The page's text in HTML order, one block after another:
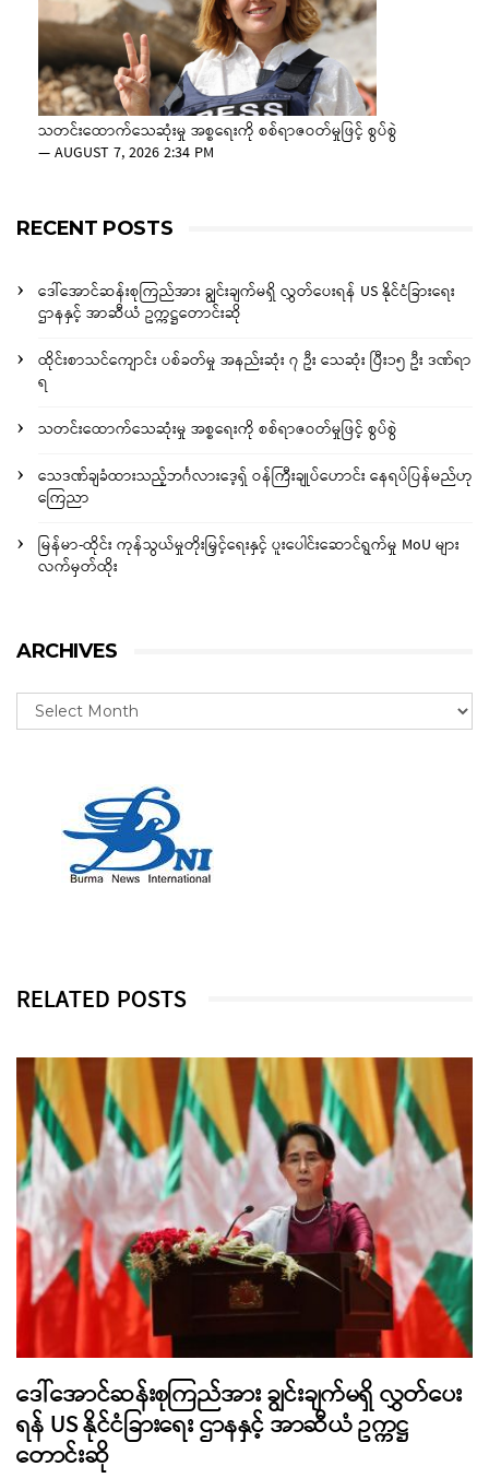
သတင်းထောက်သေဆုံးမှု အစ္စရေးကို စစ်ရာဇဝတ်မှုဖြင့် စွပ်စွဲ
—AUGUST 7, 2026 2:34 PM
RECENT POSTS
ဒေါ်အောင်ဆန်းစုကြည်အား ချွင်းချက်မရှိ လွှတ်ပေးရန် US နိုင်ငံခြားရေး
ဌာနနှင့် အာဆီယံ ဥက္ကဋ္ဌတောင်းဆို
ထိုင်းစာသင်ကျောင်း ပစ်ခတ်မှု အနည်းဆုံး ၇ ဦး သေဆုံး ပြီး၁၅ ဦး ဒဏ်ရာ
ရ
သတင်းထောက်သေဆုံးမှု အစ္စရေးကို စစ်ရာဇဝတ်မှုဖြင့် စွပ်စွဲ
သေဒဏ်ချခံထားသည့်ဘင်္ဂလားဒေ့ရှ် ဝန်ကြီးချုပ်ဟောင်း နေရပ်ပြန်မည်ဟု
ကြေညာ
မြန်မာ-ထိုင်း ကုန်သွယ်မှုတိုးမြှင့်ရေးနှင့် ပူးပေါင်းဆောင်ရွက်မှု MoU များ
လက်မှတ်ထိုး
ARCHIVES
RELATED POSTS
ဒေါ်အောင်ဆန်းစုကြည်အား ချွင်းချက်မရှိ လွှတ်ပေး
ရန် US နိုင်ငံခြားရေး ဌာနနှင့် အာဆီယံ ဥက္ကဋ္ဌ
တောင်းဆို